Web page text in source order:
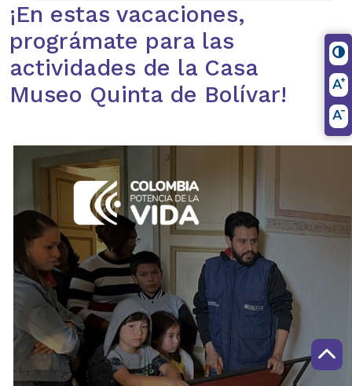
¡En estas vacaciones,
prográmate para las
actividades de la Casa
Museo Quinta de Bolívar!